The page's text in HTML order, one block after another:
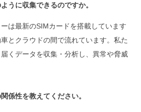
に収集できるのですか。
は最新のSIMカードを搭載しています
とクラウドの間で流れています。私た
くデータを収集・分析し、異常や脅威
性を教えてください。